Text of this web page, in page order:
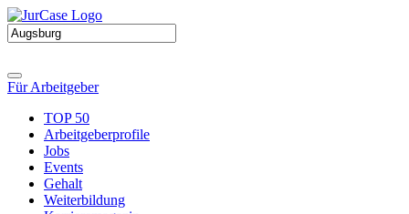
Für Arbeitgeber
TOP 50
Arbeitgeberprofile
Jobs
Events
Gehalt
Weiterbildung